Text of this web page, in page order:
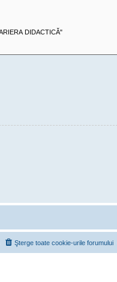
Şterge toate cookie-urile forumului